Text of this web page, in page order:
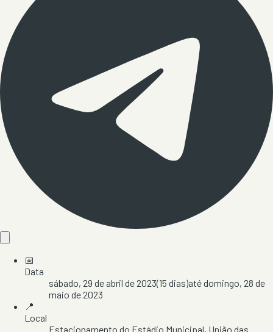
📅
Data
sábado, 29 de abril de 2023(15 dias)atédomingo, 28 de
maio de 2023
📍
Local
Estacionamento do Estádio Municipal, União das